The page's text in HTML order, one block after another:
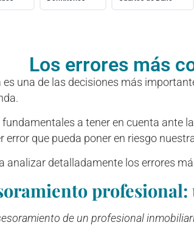
Los errores más
una de las decisiones más
a tener en cuenta ante
error que pueda poner en riesgo
analizar detalladamente los errores
de un profesional